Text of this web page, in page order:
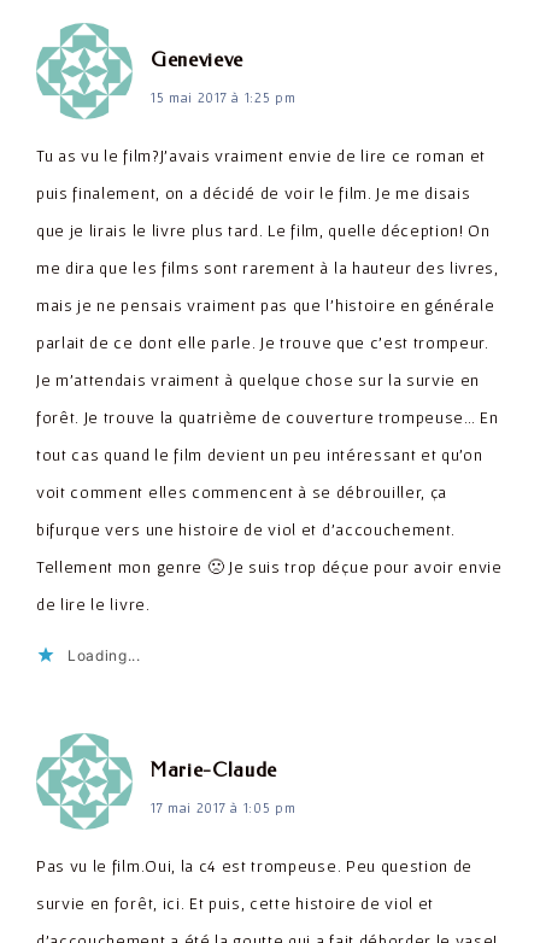
Genevievedit :
15 mai 2017 à 1:25 pm
Tu as vu le film?J'avais vraiment envie de lire ce roman et
puis finalement, on a décidé de voir le film. Je me disais
que je lirais le livre plus tard. Le film, quelle déception! On
me dira que les films sont rarement à la hauteur des livres,
mais je ne pensais vraiment pas que l'histoire en générale
parlait de ce dont elle parle. Je trouve que c'est trompeur.
Je m'attendais vraiment à quelque chose sur la survie en
forêt. Je trouve la quatrième de couverture trompeuse… En
tout cas quand le film devient un peu intéressant et qu'on
voit comment elles commencent à se débrouiller, ça
bifurque vers une histoire de viol et d'accouchement.
Tellement mon genre 🙁 Je suis trop déçue pour avoir envie
de lire le livre.
Loading...
Marie-Claudedit :
17 mai 2017 à 1:05 pm
Pas vu le film.Oui, la c4 est trompeuse. Peu question de
survie en forêt, ici. Et puis, cette histoire de viol et